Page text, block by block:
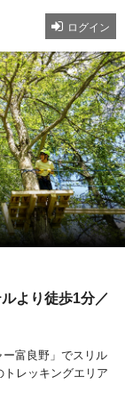
ログイン
より徒歩1分／
富良野」でスリル
レッキングエリア